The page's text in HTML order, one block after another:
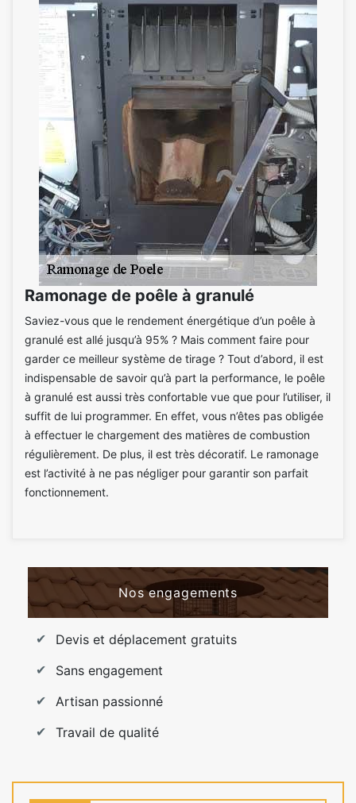
Ramonage de poêle à granulé
Saviez-vous que le rendement énergétique d’un poêle à
granulé est allé jusqu’à 95% ? Mais comment faire pour
garder ce meilleur système de tirage ? Tout d’abord, il est
indispensable de savoir qu’à part la performance, le poêle
à granulé est aussi très confortable vue que pour l’utiliser, il
suffit de lui programmer. En effet, vous n’êtes pas obligée
à effectuer le chargement des matières de combustion
régulièrement. De plus, il est très décoratif. Le ramonage
est l’activité à ne pas négliger pour garantir son parfait
fonctionnement.
Nos engagements
Devis et déplacement gratuits
Sans engagement
Artisan passionné
Travail de qualité